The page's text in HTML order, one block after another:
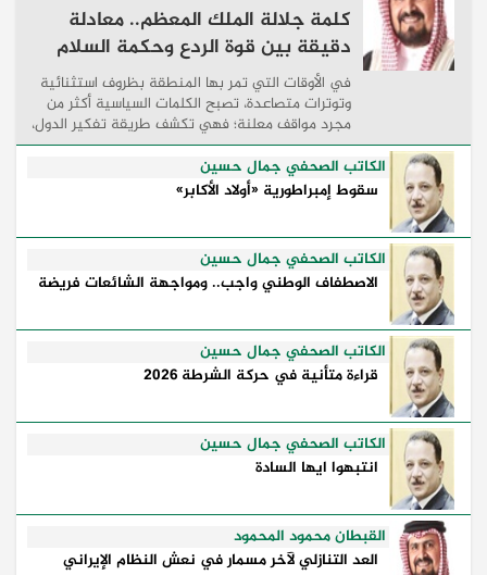
كلمة جلالة الملك المعظم.. معادلة
دقيقة بين قوة الردع وحكمة السلام
في الأوقات التي تمر بها المنطقة بظروف استثنائية
وتوترات متصاعدة، تصبح الكلمات السياسية أكثر من
مجرد مواقف معلنة؛ فهي تكشف طريقة تفكير الدول،
وكيفية إدارتها للأزمات، والحدود التي تفصل بين القوة
...
الكاتب الصحفي جمال حسين
سقوط إمبراطورية «أولاد الأكابر»
الكاتب الصحفي جمال حسين
الاصطفاف الوطني واجب.. ومواجهة الشائعات فريضة
الكاتب الصحفي جمال حسين
قراءة متأنية في حركة الشرطة 2026
الكاتب الصحفي جمال حسين
انتبهوا ايها السادة
القبطان محمود المحمود
العد التنازلي لآخر مسمار في نعش النظام الإيراني